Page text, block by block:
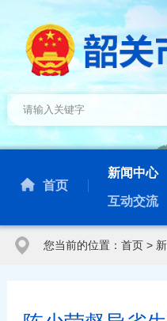
首页
新闻中心
互动交流
您当前的位置： 首页>